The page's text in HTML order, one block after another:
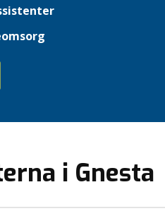
i Gnesta